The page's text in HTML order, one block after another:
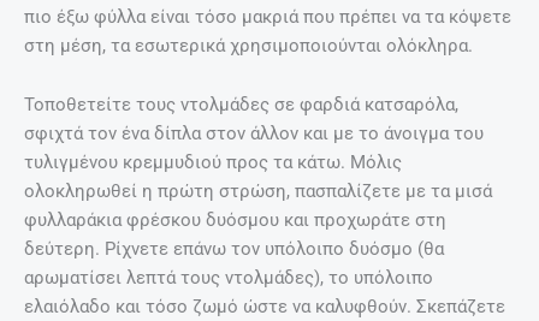
πιο έξω φύλλα είναι τόσο μακριά που πρέπει να τα κόψετε
στη μέση, τα εσωτερικά χρησιμοποιούνται ολόκληρα.
Τοποθετείτε τους ντολμάδες σε φαρδιά κατσαρόλα,
σφιχτά τον ένα δίπλα στον άλλον και με το άνοιγμα του
τυλιγμένου κρεμμυδιού προς τα κάτω. Μόλις
ολοκληρωθεί η πρώτη στρώση, πασπαλίζετε με τα μισά
φυλλαράκια φρέσκου δυόσμου και προχωράτε στη
δεύτερη. Ρίχνετε επάνω τον υπόλοιπο δυόσμο (θα
αρωματίσει λεπτά τους ντολμάδες), το υπόλοιπο
ελαιόλαδο και τόσο ζωμό ώστε να καλυφθούν. Σκεπάζετε